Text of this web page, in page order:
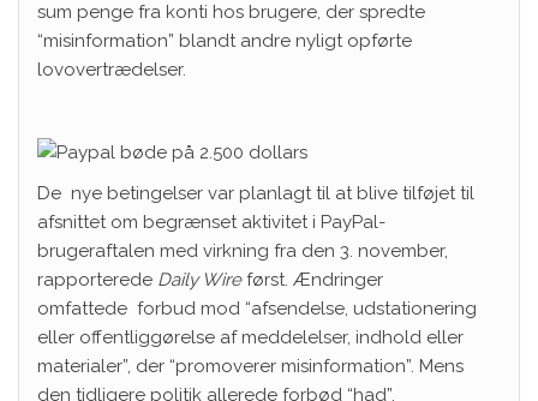
sum penge fra konti hos brugere, der spredte
“misinformation” blandt andre nyligt opførte
lovovertrædelser.
De nye betingelser var planlagt til at blive tilføjet til
afsnittet om begrænset aktivitet i PayPal-
brugeraftalen med virkning fra den 3. november,
rapporterede Daily Wireførst. Ændringer
omfattede forbud mod “afsendelse, udstationering
eller offentliggørelse af meddelelser, indhold eller
materialer”, der “promoverer misinformation”. Mens
den tidligere politik allerede forbød “had”,